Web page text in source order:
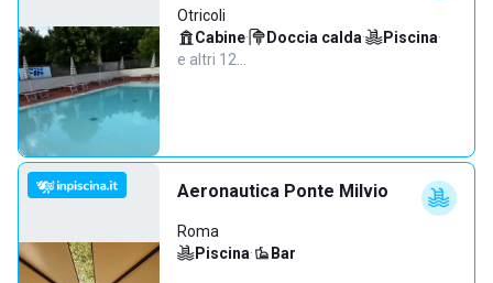
Otricoli
Cabine· Doccia calda· Piscina·
e altri 12…
Aeronautica Ponte Milvio
Roma
Piscina· Bar